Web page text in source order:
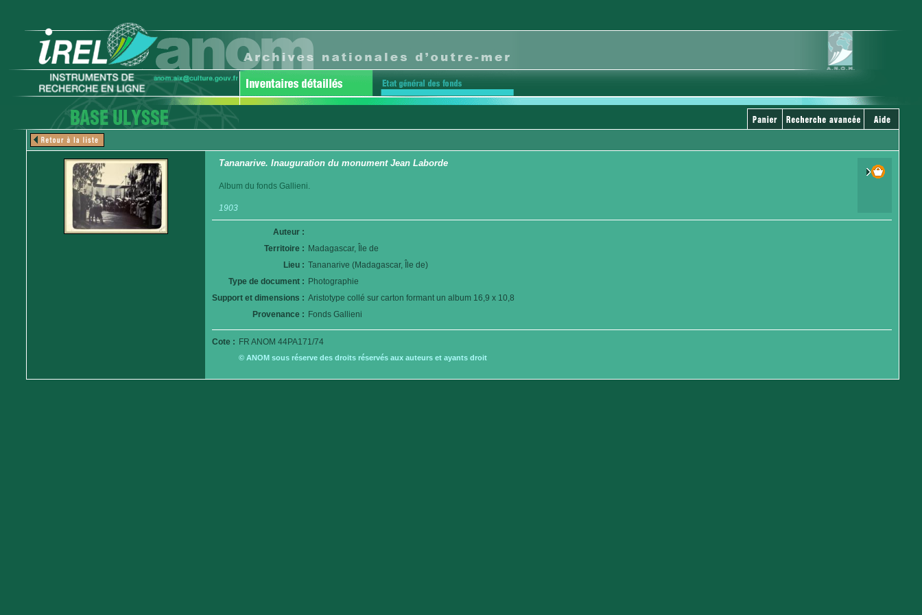
Tananarive. Inauguration du monument Jean Laborde
Album du fonds Gallieni.
1903
Auteur :
Territoire : Madagascar, Île de
Lieu : Tananarive (Madagascar, Île de)
Type de document : Photographie
Support et dimensions : Aristotype collé sur carton formant un album 16,9 x 10,8
Provenance : Fonds Gallieni
Cote : FR ANOM 44PA171/74
© ANOM sous réserve des droits réservés aux auteurs et ayants droit